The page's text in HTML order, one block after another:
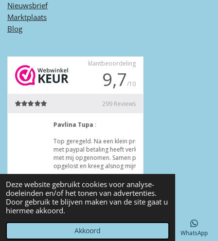
Deze website gebruikt cookies voor analyse-
doeleinden en/of het tonen van advertenties.
Door gebruik te blijven maken van de site gaat u
hiermee akkoord.
Akkoord
Nieuwsbrief
Marktplaats
Blog
© 2022 - 2026 Annet4Crea
Telefoonnummer WhatsApp